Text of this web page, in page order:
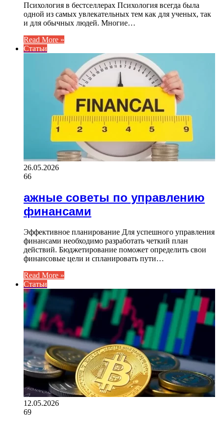
Психология в бестселлерах Психология всегда была
одной из самых увлекательных тем как для ученых, так
и для обычных людей. Многие…
Read More »
Статьи
26.05.2026
66
ажные советы по управлению
финансами
Эффективное планирование Для успешного управления
финансами необходимо разработать четкий план
действий. Бюджетирование поможет определить свои
финансовые цели и спланировать пути…
Read More »
Статьи
12.05.2026
69